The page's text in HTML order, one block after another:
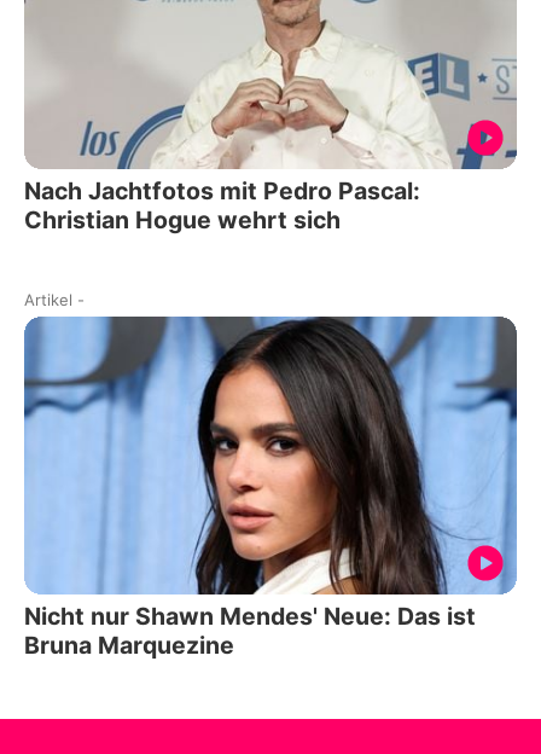
Nach Jachtfotos mit Pedro Pascal:
Christian Hogue wehrt sich
Artikel -
Nicht nur Shawn Mendes' Neue: Das ist
Bruna Marquezine